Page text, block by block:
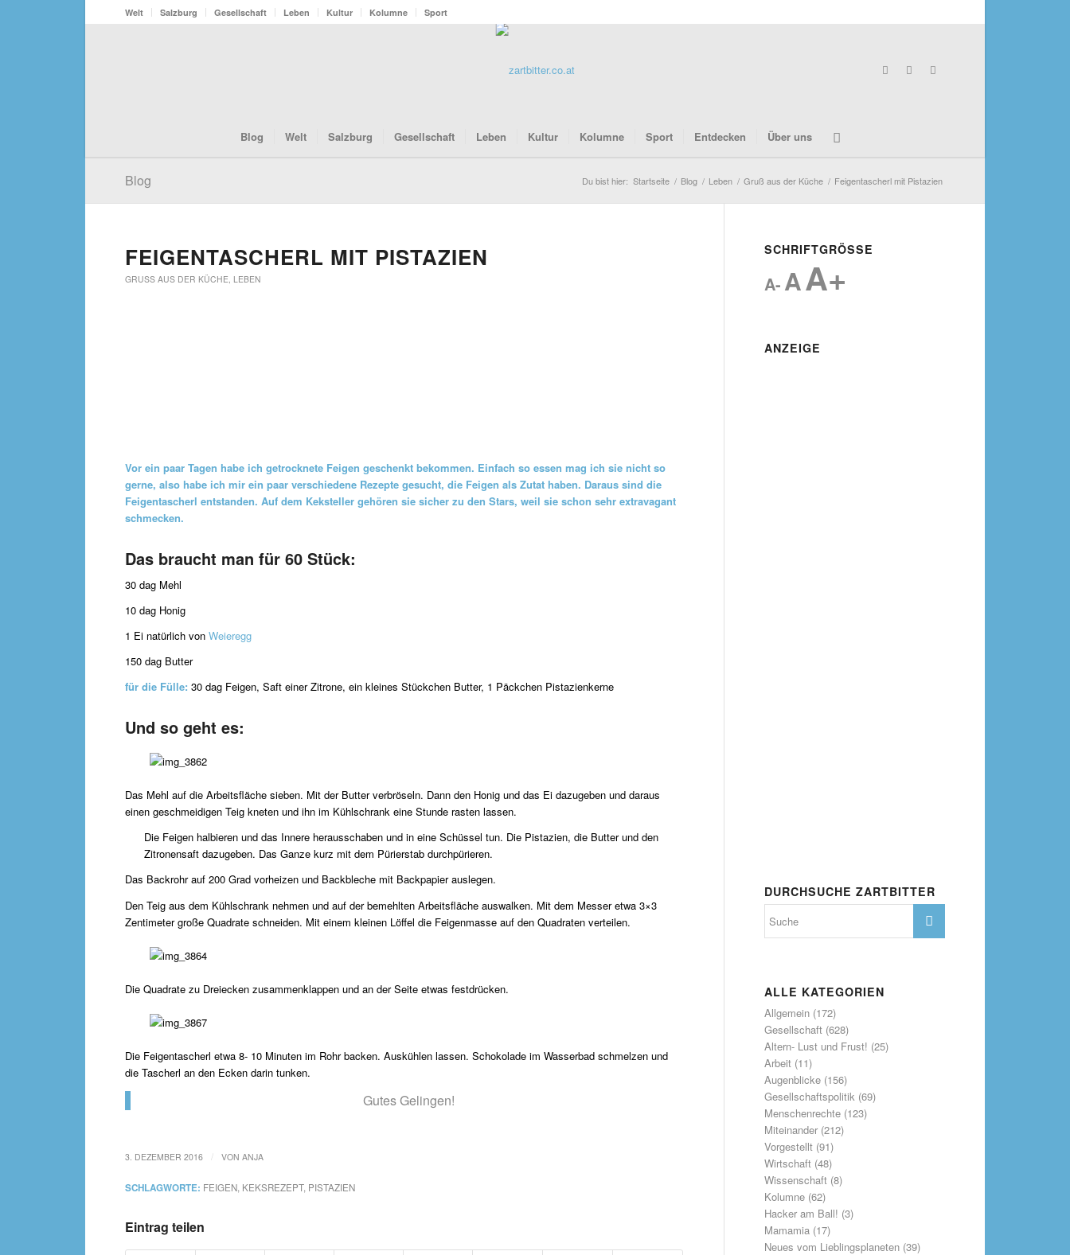
Welt Salzburg Gesellschaft Leben Kultur Kolumne Sport
Blog Welt Salzburg Gesellschaft Leben Kultur Kolumne Sport Entdecken Über uns
Blog Du bist hier: Startseite / Blog / Leben / Gruß aus der Küche / Feigentascherl mit Pistazien
FEIGENTASCHERL MIT PISTAZIEN
GRUSS AUS DER KÜCHE , LEBEN
Vor ein paar Tagen habe ich getrocknete Feigen geschenkt bekommen. Einfach so essen mag ich sie nicht so
gerne, also habe ich mir ein paar verschiedene Rezepte gesucht, die Feigen als Zutat haben. Daraus sind die
Feigentascherl entstanden. Auf dem Keksteller gehören sie sicher zu den Stars, weil sie schon sehr extravagant
schmecken.
Das braucht man für 60 Stück:
30 dag Mehl
10 dag Honig
1 Ei natürlich von Weieregg
150 dag Butter
für die Fülle: 30 dag Feigen, Saft einer Zitrone, ein kleines Stückchen Butter, 1 Päckchen Pistazienkerne
Und so geht es:
Das Mehl auf die Arbeitsfläche sieben. Mit der Butter verbröseln. Dann den Honig und das Ei dazugeben und daraus
einen geschmeidigen Teig kneten und ihn im Kühlschrank eine Stunde rasten lassen.
Die Feigen halbieren und das Innere herausschaben und in eine Schüssel tun. Die Pistazien, die Butter und den
Zitronensaft dazugeben. Das Ganze kurz mit dem Pürierstab durchpürieren.
Das Backrohr auf 200 Grad vorheizen und Backbleche mit Backpapier auslegen.
Den Teig aus dem Kühlschrank nehmen und auf der bemehlten Arbeitsfläche auswalken. Mit dem Messer etwa 3×3
Zentimeter große Quadrate schneiden. Mit einem kleinen Löffel die Feigenmasse auf den Quadraten verteilen.
Die Quadrate zu Dreiecken zusammenklappen und an der Seite etwas festdrücken.
Die Feigentascherl etwa 8- 10 Minuten im Rohr backen. Auskühlen lassen. Schokolade im Wasserbad schmelzen und
die Tascherl an den Ecken darin tunken.
Gutes Gelingen!
3. DEZEMBER 2016 VON ANJA
SCHLAGWORTE: FEIGEN, KEKSREZEPT, PISTAZIEN
Eintrag teilen
SCHRIFTGRÖSSE
A- AA+
ANZEIGE
DURCHSUCHE ZARTBITTER
ALLE KATEGORIEN
Allgemein(172)
Gesellschaft(628)
Altern- Lust und Frust! (25)
Arbeit(11)
Augenblicke(156)
Gesellschaftspolitik(69)
Menschenrechte(123)
Miteinander(212)
Vorgestellt(91)
Wirtschaft(48)
Wissenschaft(8)
Kolumne(62)
Hacker am Ball! (3)
Mamamia(17)
Neues vom Lieblingsplaneten(39)